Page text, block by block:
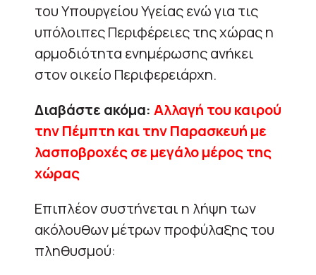
του Υπουργείου Υγείας ενώ για τις
υπόλοιπες Περιφέρειες της χώρας η
αρμοδιότητα ενημέρωσης ανήκει
στον οικείο Περιφερειάρχη.
Διαβάστε ακόμα: Αλλαγή του καιρού
την Πέμπτη και την Παρασκευή με
λασποβροχές σε μεγάλο μέρος της
χώρας
Επιπλέον συστήνεται η λήψη των
ακόλουθων μέτρων προφύλαξης του
πληθυσμού: